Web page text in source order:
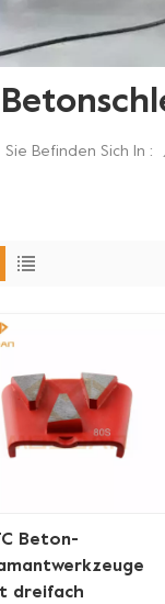
Sie Befinden Sich In :
Beton-
dreifach